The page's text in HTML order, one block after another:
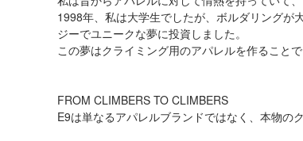
1998年、私は大学生でしたが、ボルダリングが
ジーでユニークな夢に投資しました。
この夢はクライミング用のアパレルを作ることで
FROM CLIMBERS TO CLIMBERS
E9は単なるアパレルブランドではなく、本物の